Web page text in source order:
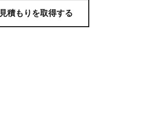
見積もりを取得する